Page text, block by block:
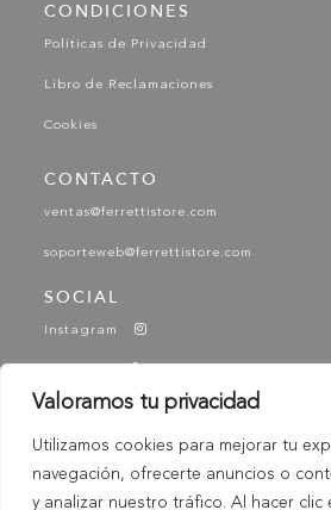
Valoramos tu privacidad
Utilizamos cookies para mejorar tu
navegación, ofrecerte anuncios o
y analizar nuestro tráfico. Al hacer
CONDICIONES
Políticas de Privacidad
Libro de Reclamaciones
Cookies
CONTACTO
ventas@ferrettistore.com
soporteweb@ferrettistore.com
SOCIAL
Instagram
YouTube
Tik Tok
-
© 2025 Ferretti - Ferretti Store.